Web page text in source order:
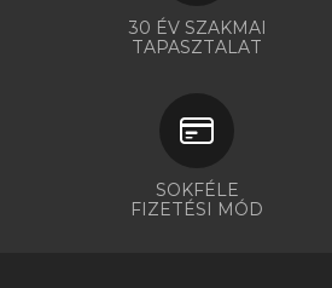
30 ÉV SZAKMAI
TAPASZTALAT
SOKFÉLE
FIZETÉSI MÓD